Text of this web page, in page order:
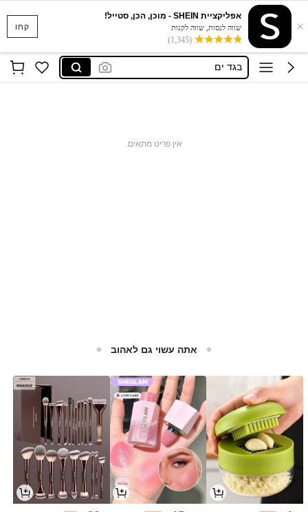
קחו ×
אפליקציית SHEIN - מוכן, הכן, סטייל!
שווה לנסות, שווה לקנות
(1,345)
סקוישים
anewsta שמלות
בגד ים
אין פריט מתאים.
אתה עשוי גם לאהוב